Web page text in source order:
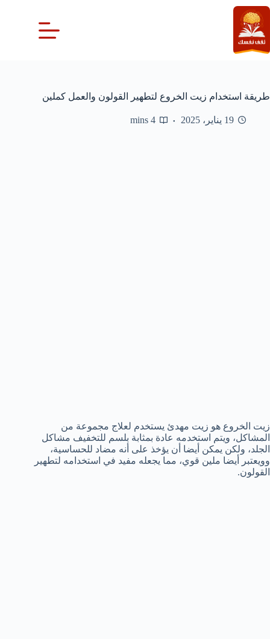
التجاوز
إلى
المحتوى
طريقة استخدام زيت الخروع لتطهير القولون والعمل كملين
19 يناير، 2025 4 mins
زيت الخروع هو زيت مهدئ يستخدم لعلاج مجموعة من
المشاكل، ويتم استخدمه عادة بمثابة بلسم للتخفيف مشاكل
الجلد، ولكن يمكن أيضا أن يؤخذ على أنه مضاد للحساسية،
وويعتبر أيضا ملين قوي، مما يجعله مفيد في استخدامه لتطهير
القولون.